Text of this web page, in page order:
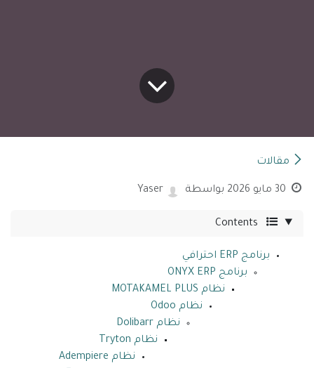
مقالات
30 مايو 2026 بواسطة Yaser
Contents
برنامج ERP احترافي
برنامج ONYX ERP
نظام MOTAKAMEL PLUS
نظام Odoo
نظام Dolibarr
نظام Tryton
نظام Adempiere